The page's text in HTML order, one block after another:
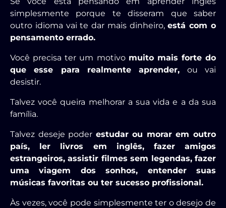
simplesmente porque te disseram que saber
outro idioma vai te dar mais dinheiro,está com o
pensamento errado.
Você precisa ter um motivo muito mais forte do
que esse para realmente aprender, ou vai
desistir.
Talvez você queira melhorar a sua vida e a da sua
família.
Talvez deseje poder estudar ou morar em outro
país, ler livros em inglês, fazer amigos
estrangeiros, assistir filmes sem legendas, fazer
uma viagem dos sonhos, entender suas
músicas favoritas ou ter sucesso profissional.
Às vezes, você pode simplesmente ter o desejo de